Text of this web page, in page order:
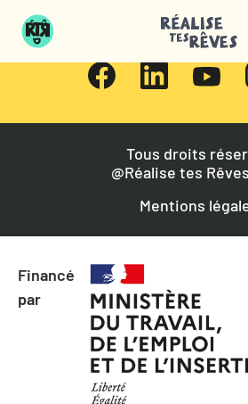
Gardons le
Tous droits
@Réalise tes
Mentions
Financé
par